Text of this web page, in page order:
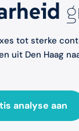
tot sterke
uit Den Haag
analyse aan